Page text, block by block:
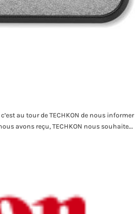
au tour de TECHKON de nous informer
avons reçu, TECHKON nous souhaite...